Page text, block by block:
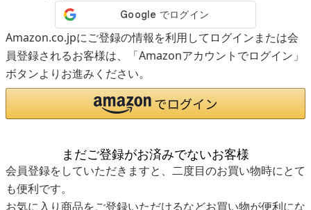
Amazon.co.jpにご登録の情報を利用してログインまたは会
員登録されるお客様は、「Amazonアカウントでログイン」
ボタンよりお進みください。
まだご登録がお済みでないお客様
会員登録をしていただきますと、二度目のお買い物時にとて
も便利です。
お気に入り商品をご登録いただけるなどお買い物が便利にな